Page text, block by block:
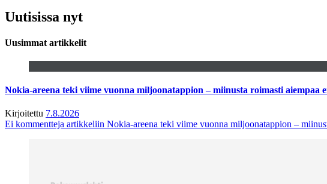
Uutisissa nyt
Uusimmat artikkelit
Nokia-areena teki viime vuonna miljoonatappion – miinusta roimasti aiempaa
Kirjoitettu 7.8.2026
Ei kommentteja artikkeliin Nokia-areena teki viime vuonna miljoonatappion –